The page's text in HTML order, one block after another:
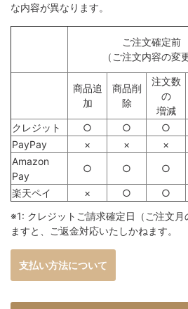
な内容が異なります。
ご注文確定前
（ご注文内容の変更
商品追
加
商品削
除
注文数
の
増減
クレジット ○ ○ ○
PayPay
× × ×
Amazon
Pay
○ ○ ○
楽天ペイ × ○ ○
※1: クレジットご請求確定日（ご注文
ますと、ご返金対応いたしかねます。
支払い方法について